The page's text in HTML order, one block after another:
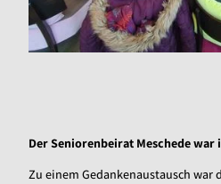
Der Seniorenbeirat Meschede war
Zu einem Gedankenaustausch war